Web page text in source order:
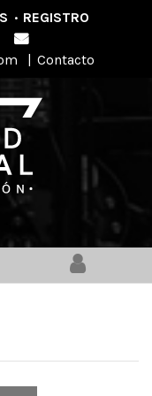
· REGISTRO
| Contacto